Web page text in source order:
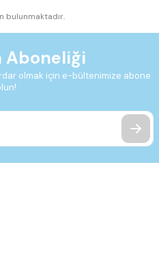
bulunmaktadır.
Aboneliği
olmak için e-bültenimize abone